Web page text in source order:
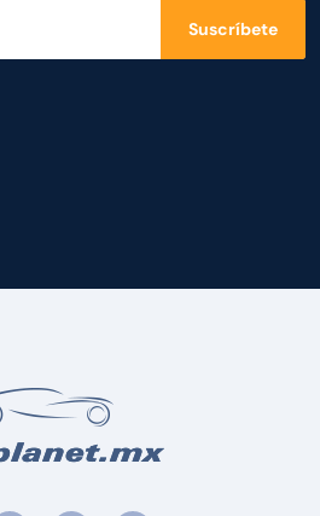
Suscríbete